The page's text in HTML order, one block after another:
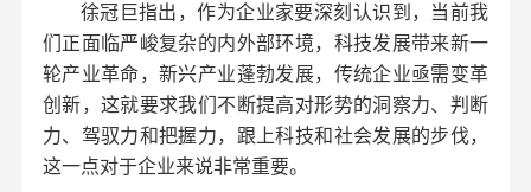
徐冠巨指出，作为企业家要深刻认识到，当前我
们正面临严峻复杂的内外部环境，科技发展带来新一
轮产业革命，新兴产业蓬勃发展，传统企业亟需变革
创新，这就要求我们不断提高对形势的洞察力、判断
力、驾驭力和把握力，跟上科技和社会发展的步伐，
这一点对于企业来说非常重要。